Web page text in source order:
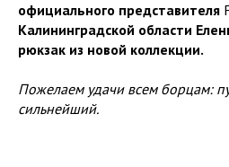
официального представителя
Калининградской области
рюкзак из новой коллекции.
Пожелаем удачи всем борцам:
сильнейший.